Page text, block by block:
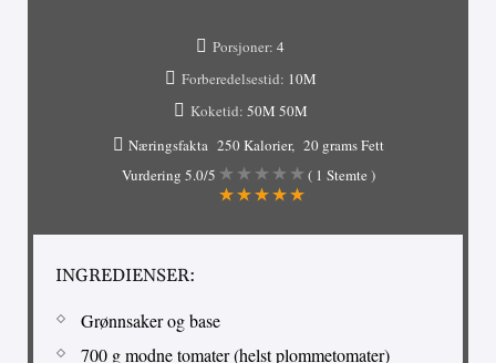
Porsjoner: 4
Forberedelsestid: 10M
Koketid: 50M 50M
Næringsfakta 250 Kalorier
20 grams Fett
Vurdering 5.0/5 ( 1 Stemte )
INGREDIENSER:
Grønnsaker og base
700 g modne tomater (helst plommetomater)